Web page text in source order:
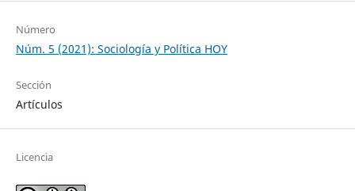
Número
Núm. 5 (2021): Sociología y Política HOY
Sección
Artículos
Licencia